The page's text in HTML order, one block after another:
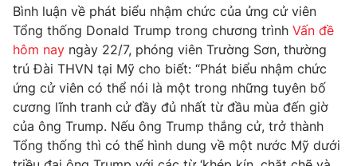
Hậu trường
Nhân vật
Khán giả
Giải sao mai
Giải trí
Điện ảnh
Âm nhạc
Sao
Đời sống
Du lịch
Làm đẹp
Chất lượng cuộc sống
Giáo dục
Tuyển sinh
Công nghệ
Bình luận về phát biểu nhậm chức của ửng cử viên
Tổng thống Donald Trump trong chương trình Vấn đề
hôm nay ngày 22/7, phóng viên Trường Sơn, thường
trú Đài THVN tại Mỹ cho biết: “Phát biểu nhậm chức
ứng cử viên có thể nói là một trong những tuyên bố
cương lĩnh tranh cử đầy đủ nhất từ đầu mùa đến giờ
của ông Trump. Nếu ông Trump thắng cử, trở thành
Tổng thống thì có thể hình dung về một nước Mỹ dưới